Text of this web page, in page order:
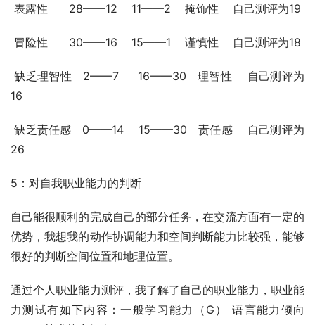
表露性      28——12    11——2    掩饰性    自己测评为19
冒险性      30——16    15——1    谨慎性    自己测评为18
缺乏理智性   2——7     16——30   理智性    自己测评为
16
缺乏责任感   0——14    15——30   责任感    自己测评为
26
5：对自我职业能力的判断
自己能很顺利的完成自己的部分任务，在交流方面有一定的
优势，我想我的动作协调能力和空间判断能力比较强，能够
很好的判断空间位置和地理位置。
通过个人职业能力测评，我了解了自己的职业能力，职业能
力测试有如下内容：一般学习能力（G） 语言能力倾向